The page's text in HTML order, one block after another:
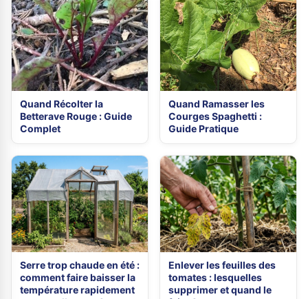
Quand Récolter la
Betterave Rouge : Guide
Complet
Quand Ramasser les
Courges Spaghetti :
Guide Pratique
Serre trop chaude en été :
comment faire baisser la
température rapidement
Enlever les feuilles des
tomates : lesquelles
supprimer et quand le